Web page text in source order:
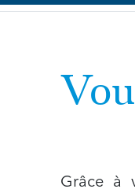
Grâce à